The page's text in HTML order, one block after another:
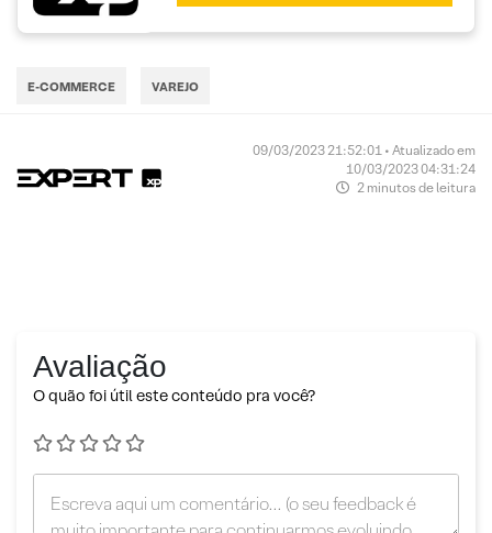
E-COMMERCE VAREJO
09/03/2023 21:52:01 • Atualizado em
10/03/2023 04:31:24
2 minutos de leitura
Avaliação
O quão foi útil este conteúdo pra você?